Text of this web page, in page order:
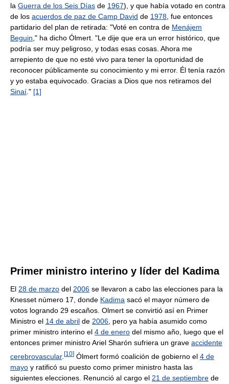
la Guerra de los Seis Días de 1967), y que había votado en contra
de los acuerdos de paz de Camp David de 1978 , fue entonces
partidario del plan de retirada: "Voté en contra de Menájem
Beguin ," ha dicho Ólmert. "Le dije que era un error histórico, que
podría ser muy peligroso, y todas esas cosas. Ahora me
arrepiento de que no esté vivo para tener la oportunidad de
reconocer públicamente su conocimiento y mi error. Él tenía razón
y yo estaba equivocado. Gracias a Dios que nos retiramos del
Sinaí ." [1]
Primer ministro interino y líder del Kadima
El 28 de marzo del 2006 se llevaron a cabo las elecciones para la
Knesset número 17, donde Kadima sacó el mayor número de
votos logrando 29 escaños. Olmert se convirtió así en Primer
Ministro el 14 de abril de 2006 , pero ya había asumido como
primer ministro interino el 4 de enero del mismo año, luego que el
entonces primer ministro Ariel Sharón sufriera un grave accidente
cerebrovascular. [10] Ólmert formó coalición de gobierno el 4 de
mayo y ratificó su puesto como primer ministro hasta las
siguientes elecciones. Renunció al cargo el 21 de septiembre de